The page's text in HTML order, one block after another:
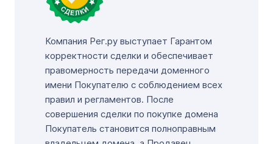
Компания Рег.ру выступает Гарантом
корректности сделки и обеспечивает
правомерность передачи доменного
имени Покупателю с соблюдением всех
правил и регламентов. После
совершения сделки по покупке домена
Покупатель становится полноправным